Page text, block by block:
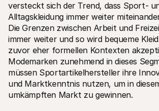
versteckt sich der Trend, dass Sport-
Alltagskleidung immer weiter
Die Grenzen zwischen Arbeit und
immer weiter und so wird bequeme
zuvor eher formellen Kontexten
Modemarken zunehmend in dieses
müssen Sportartikelhersteller ihre
und Marktkenntnis nutzen, um in
umkämpften Markt zu gewinnen.